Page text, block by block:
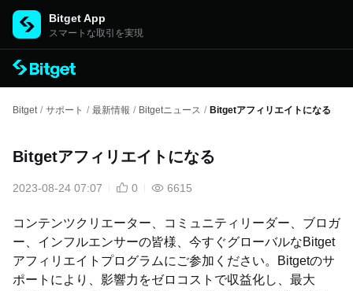
Bitget App
スマートな取引を実現
Bitget / サポート / 最新情報 / Bitgetニュース / Bitgetアフィリエイトになる
Bitgetアフィリエイトになる
2023-08-24 07:07 0 6615
コンテンツクリエーター、コミュニティリーダー、ブロガ
ー、インフルエンサーの皆様、今すぐグローバルなBitget
アフィリエイトプログラムにご参加ください。Bitgetのサ
ポートにより、影響力をゼロコストで収益化し、最大